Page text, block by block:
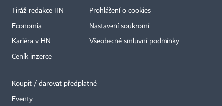
Tiráž redakce HN
Economia
Kariéra v HN
Ceník inzerce
Prohlášení o cookies
Nastavení soukromí
Všeobecné smluvní podmínky
Koupit / darovat předplatné
Eventy